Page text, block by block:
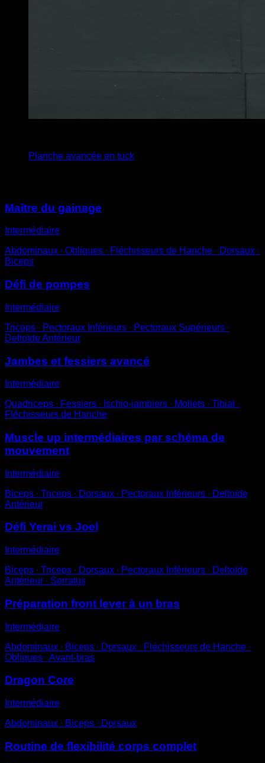
Planche avancée en tuck
Maître du gainage
Intermédiaire
Abdominaux ∙ Obliques ∙ Fléchisseurs de Hanche ∙ Dorsaux ∙
Biceps
Défi de pompes
Intermédiaire
Triceps ∙ Pectoraux Inférieurs ∙ Pectoraux Supérieurs ∙
Deltoïde Antérieur
Jambes et fessiers avancé
Intermédiaire
Quadriceps ∙ Fessiers ∙ Ischio-jambiers ∙ Mollets ∙ Tibial ∙
Fléchisseurs de Hanche
Muscle up intermédiaires par schéma de
mouvement
Intermédiaire
Biceps ∙ Triceps ∙ Dorsaux ∙ Pectoraux Inférieurs ∙ Deltoïde
Antérieur
Défi Yerai vs Joel
Intermédiaire
Biceps ∙ Triceps ∙ Dorsaux ∙ Pectoraux Inférieurs ∙ Deltoïde
Antérieur ∙ Serratus
Préparation front lever à un bras
Intermédiaire
Abdominaux ∙ Biceps ∙ Dorsaux ∙ Fléchisseurs de Hanche ∙
Obliques ∙ Avant-bras
Dragon Core
Intermédiaire
Abdominaux ∙ Biceps ∙ Dorsaux
Routine de flexibilité corps complet